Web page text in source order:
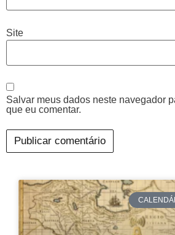
Site
Salvar meus dados neste navegador
que eu comentar.